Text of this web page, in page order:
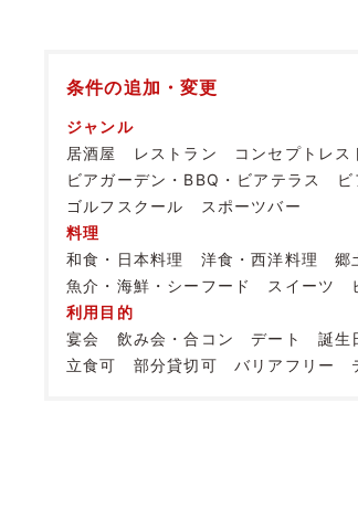
条件の追加・変更
ジャンル
居酒屋
レストラン コンセプトレス
ビアガーデン・BBQ・ビアテラス
ゴルフスクール
スポーツバー
料理
和食・日本料理
洋食・西洋料理 郷
魚介・海鮮・シーフード
スイーツ
利用目的
宴会
飲み会・合コン デート 誕生
立食可
部分貸切可 バリアフリー